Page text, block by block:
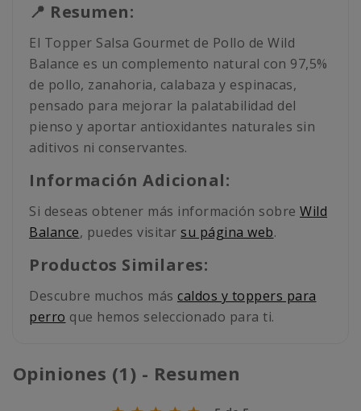
📍 Resumen:
El Topper Salsa Gourmet de Pollo de Wild
Balance es un complemento natural con 97,5%
de pollo, zanahoria, calabaza y espinacas,
pensado para mejorar la palatabilidad del
pienso y aportar antioxidantes naturales sin
aditivos ni conservantes.
Información Adicional:
Si deseas obtener más información sobre Wild
Balance, puedes visitar su página web.
Productos Similares:
Descubre muchos más caldos y toppers para
perro que hemos seleccionado para ti.
Opiniones (1) - Resumen